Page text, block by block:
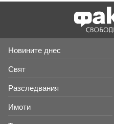
Новините днес
Свят
Разследвания
Имоти